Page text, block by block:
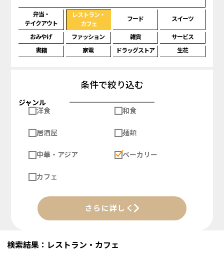
弁当・
テイクアウト
レストラン・
カフェ
フード スイーツ
おみやげ ファッション 雑貨
サービス
書籍
家電 ドラッグストア 生花
条件で絞り込む
ジャンル
洋食
和食
居酒屋 麺類
中華・アジア ベーカリー
カフェ
さらに詳しく
検索結果：レストラン・カフェ